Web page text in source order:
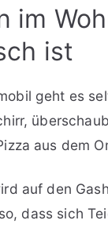
im
ist
geht es
aus dem
auf den
dass sich